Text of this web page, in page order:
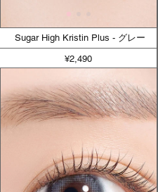
Sugar High Kristin Plus - グレー
¥2,490